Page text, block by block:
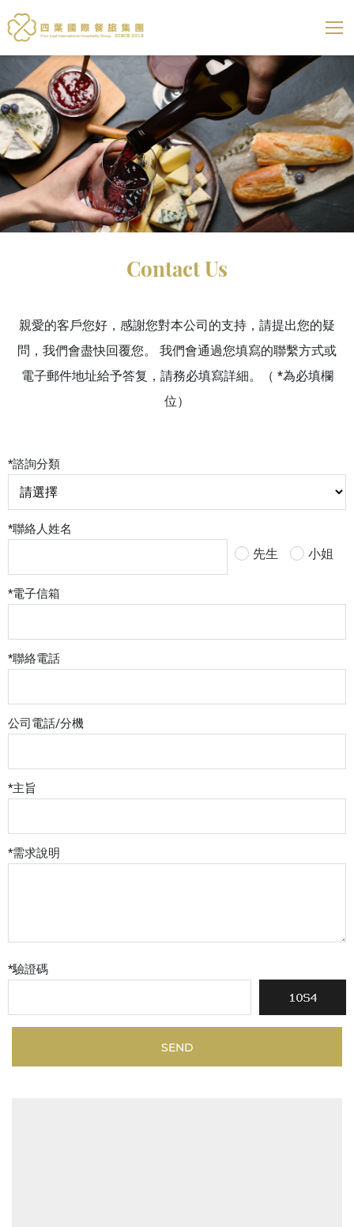
四葉國際餐旅集團 展開
Contact Us
親愛的客戶您好，感謝您對本公司的支持，請提出您的疑
問，我們會盡快回覆您。 我們會通過您填寫的聯繫方式或
電子郵件地址給予答复，請務必填寫詳細。（ *為必填欄
位）
*諮詢分類
*聯絡人姓名
先生 小姐
*電子信箱
*聯絡電話
公司電話/分機
*主旨
*需求說明
*驗證碼
SEND